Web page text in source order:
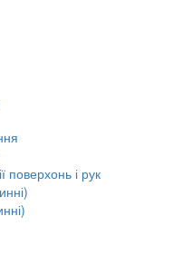
поверхонь і рук